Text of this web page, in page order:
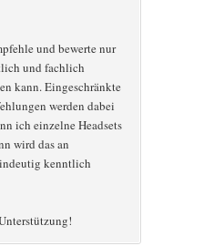
und bewerte nur
und fachlich
kann. Eingeschränkte
werden dabei
ich einzelne Headsets
wird das an
kenntlich